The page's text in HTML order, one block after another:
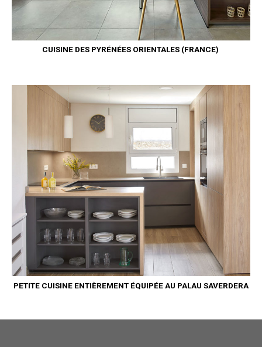
CUISINE DES PYRÉNÉES ORIENTALES (FRANCE)
PETITE CUISINE ENTIÈREMENT ÉQUIPÉE AU PALAU SAVERDERA